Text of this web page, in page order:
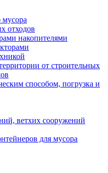
мусора
отходов
накопителями
от строительных
способом, погрузка и
ветхих сооружений
для мусора